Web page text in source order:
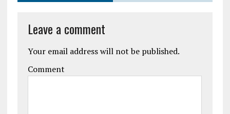
Leave a comment
Your email address will not be published.
Comment